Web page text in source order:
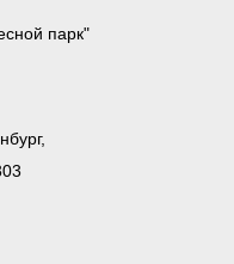
парк"